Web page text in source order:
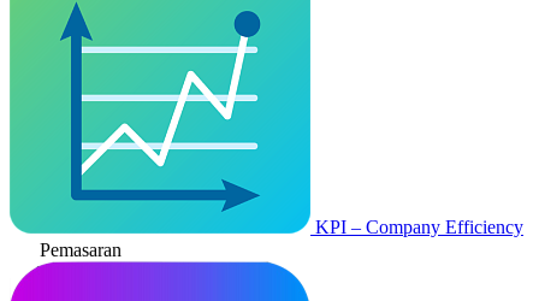
KPI – Company Efficiency
Pemasaran